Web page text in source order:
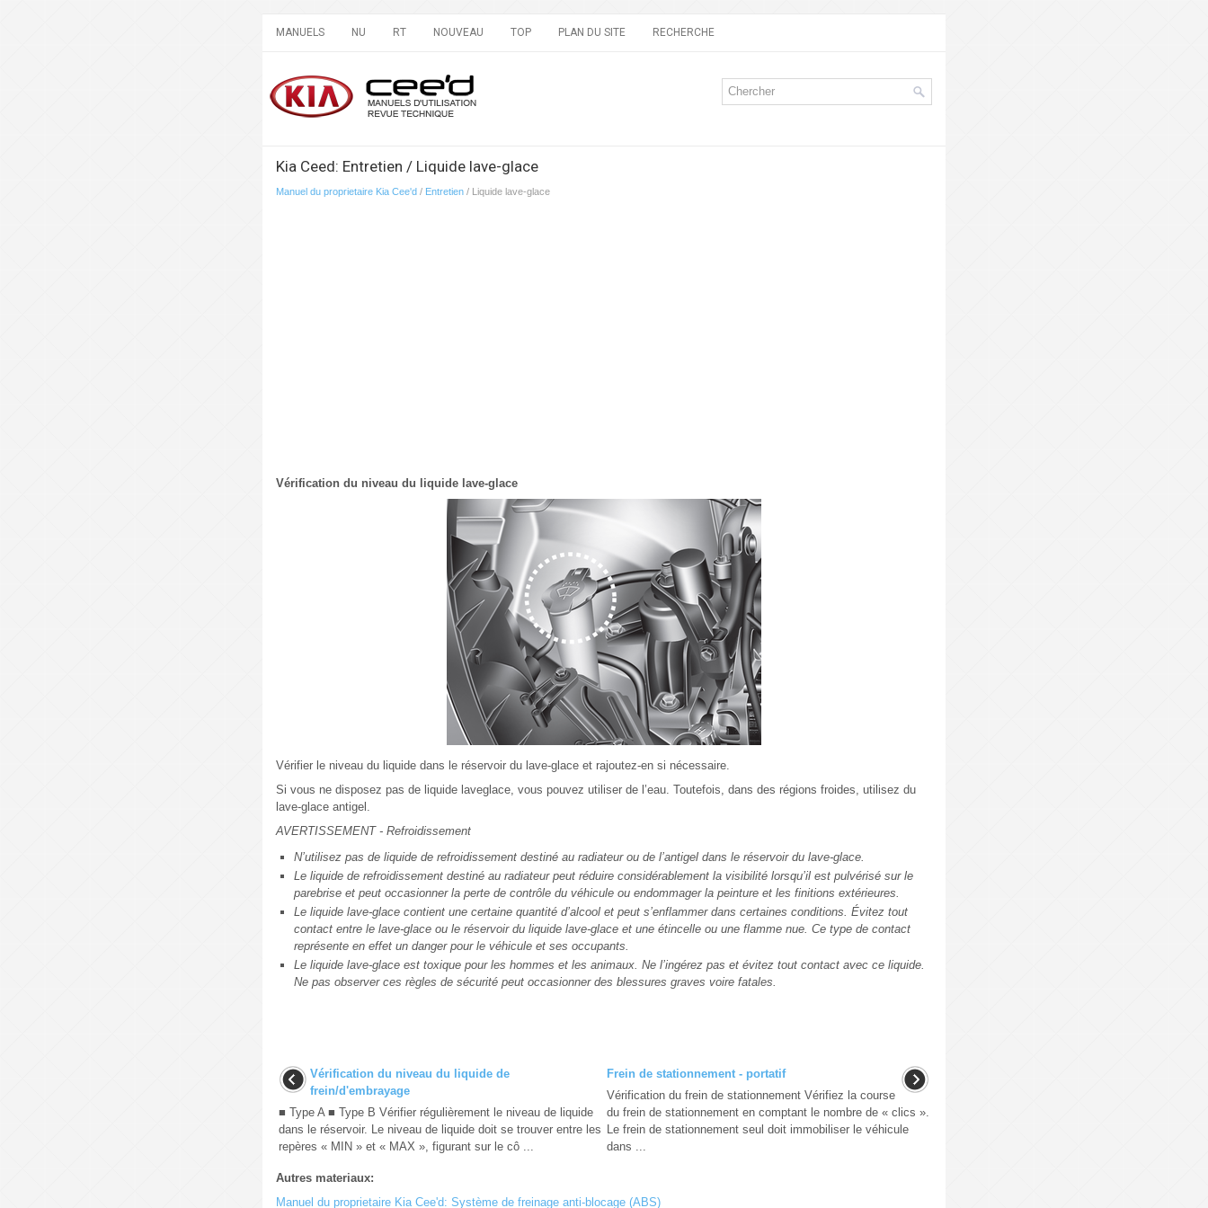
MANUELS NU RT NOUVEAU TOP PLAN DU SITE RECHERCHE
Kia Ceed: Entretien / Liquide lave-glace
Manuel du proprietaire Kia Cee'd / Entretien / Liquide lave-glace
Vérification du niveau du liquide lave-glace
Vérifier le niveau du liquide dans le réservoir du lave-glace et rajoutez-en si nécessaire.
Si vous ne disposez pas de liquide laveglace, vous pouvez utiliser de l’eau. Toutefois, dans des régions froides, utilisez du
lave-glace antigel.
AVERTISSEMENT - Refroidissement
N’utilisez pas de liquide de refroidissement destiné au radiateur ou de l’antigel dans le réservoir du lave-glace.
Le liquide de refroidissement destiné au radiateur peut réduire considérablement la visibilité lorsqu’il est pulvérisé sur le
parebrise et peut occasionner la perte de contrôle du véhicule ou endommager la peinture et les finitions extérieures.
Le liquide lave-glace contient une certaine quantité d’alcool et peut s’enflammer dans certaines conditions. Évitez tout
contact entre le lave-glace ou le réservoir du liquide lave-glace et une étincelle ou une flamme nue. Ce type de contact
représente en effet un danger pour le véhicule et ses occupants.
Le liquide lave-glace est toxique pour les hommes et les animaux. Ne l’ingérez pas et évitez tout contact avec ce liquide.
Ne pas observer ces règles de sécurité peut occasionner des blessures graves voire fatales.
Vérification du niveau du liquide de
frein/d'embrayage
■ Type A ■ Type B Vérifier régulièrement le niveau de liquide
dans le réservoir. Le niveau de liquide doit se trouver entre les
repères « MIN » et « MAX », figurant sur le cô ...
Frein de stationnement - portatif
Vérification du frein de stationnement Vérifiez la course
du frein de stationnement en comptant le nombre de « clics ».
Le frein de stationnement seul doit immobiliser le véhicule
dans ...
Autres materiaux:
Manuel du proprietaire Kia Cee'd: Système de freinage anti-blocage (ABS)